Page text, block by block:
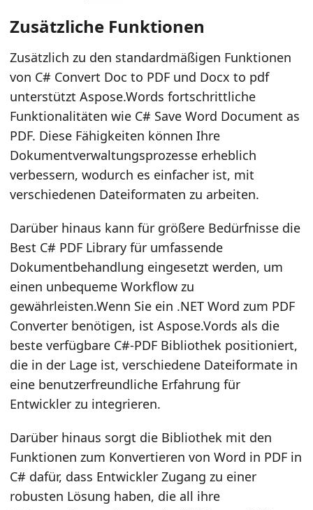
Zusätzliche Funktionen
Zusätzlich zu den standardmäßigen Funktionen
von C# Convert Doc to PDF und Docx to pdf
unterstützt Aspose.Words fortschrittliche
Funktionalitäten wie C# Save Word Document as
PDF. Diese Fähigkeiten können Ihre
Dokumentverwaltungsprozesse erheblich
verbessern, wodurch es einfacher ist, mit
verschiedenen Dateiformaten zu arbeiten.
Darüber hinaus kann für größere Bedürfnisse die
Best C# PDF Library für umfassende
Dokumentbehandlung eingesetzt werden, um
einen unbequeme Workflow zu
gewährleisten.Wenn Sie ein .NET Word zum PDF
Converter benötigen, ist Aspose.Vords als die
beste verfügbare C#-PDF Bibliothek positioniert,
die in der Lage ist, verschiedene Dateiformate in
eine benutzerfreundliche Erfahrung für
Entwickler zu integrieren.
Darüber hinaus sorgt die Bibliothek mit den
Funktionen zum Konvertieren von Word in PDF in
C# dafür, dass Entwickler Zugang zu einer
robusten Lösung haben, die all ihre